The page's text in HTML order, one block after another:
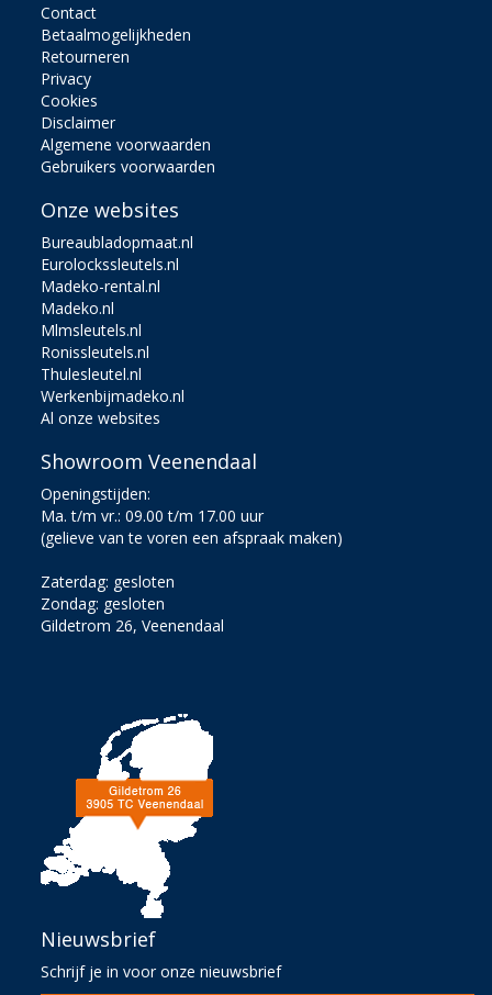
Contact
Betaalmogelijkheden
Retourneren
Privacy
Cookies
Disclaimer
Algemene voorwaarden
Gebruikers voorwaarden
Onze websites
Bureaubladopmaat.nl
Eurolockssleutels.nl
Madeko-rental.nl
Madeko.nl
Mlmsleutels.nl
Ronissleutels.nl
Thulesleutel.nl
Werkenbijmadeko.nl
Al onze websites
Showroom Veenendaal
Openingstijden:
Ma. t/m vr.: 09.00 t/m 17.00 uur
(gelieve van te voren een afspraak maken)
Zaterdag: gesloten
Zondag: gesloten
Gildetrom 26, Veenendaal
Nieuwsbrief
Schrijf je in voor onze nieuwsbrief